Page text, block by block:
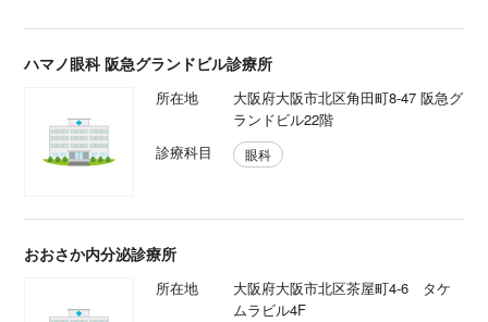
ハマノ眼科 阪急グランドビル診療所
所在地
大阪府大阪市北区角田町8-47 阪急グ
ランドビル22階
診療科目
眼科
おおさか内分泌診療所
所在地
大阪府大阪市北区茶屋町4-6 タケ
ムラビル4F